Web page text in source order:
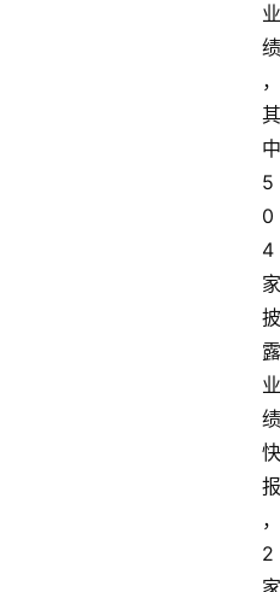
业
绩
，
其
中
5
0
4
家
披
露
业
绩
快
报
，
2
家